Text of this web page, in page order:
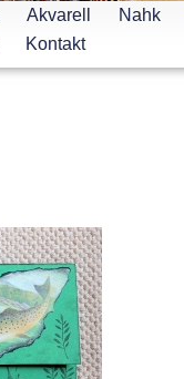
Akvarell Nahk
Kontakt